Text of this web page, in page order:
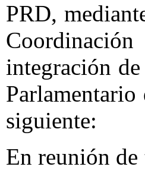
PRD,
integración
siguiente:
En reunión de